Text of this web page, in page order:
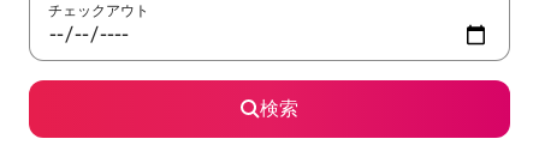
チェックアウト
検索